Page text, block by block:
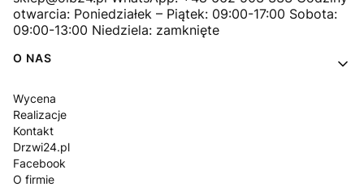
otwarcia: Poniedziałek – Piątek: 09:00-17:00 Sobota:
09:00-13:00 Niedziela: zamknięte
O NAS
Wycena
Realizacje
Kontakt
Drzwi24.pl
Facebook
O firmie